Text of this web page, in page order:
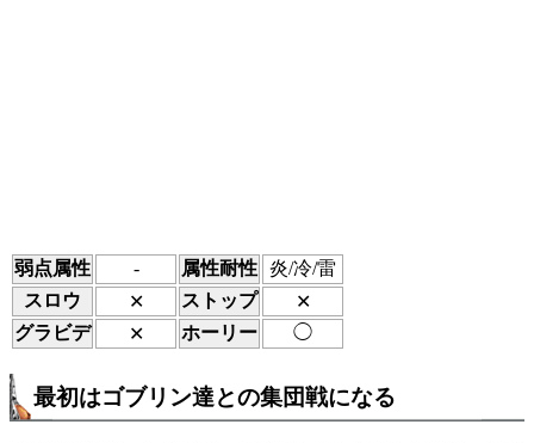
弱点属性 - 属性耐性 炎/冷/雷
スロウ
✕ ストップ
✕
グラビデ
✕ ホーリー ◯
最初はゴブリン達との集団戦になる